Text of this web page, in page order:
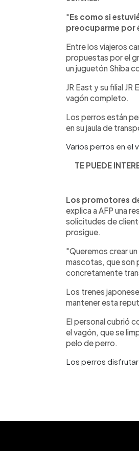
"Es como si
preocuparme por
Entre los viajeros
propuestas por el
un juguetón Shiba
JR East y su filial
vagón completo.
Los perros están
en su jaula de
Varios perros en el
TE PUEDE
Los promotores
explica a AFP una
solicitudes de
prosigue.
"Queremos crear
mascotas, que son
concretamente
Los trenes
mantener esta
El personal cubrió
el vagón, que se
pelo de perro.
Los perros